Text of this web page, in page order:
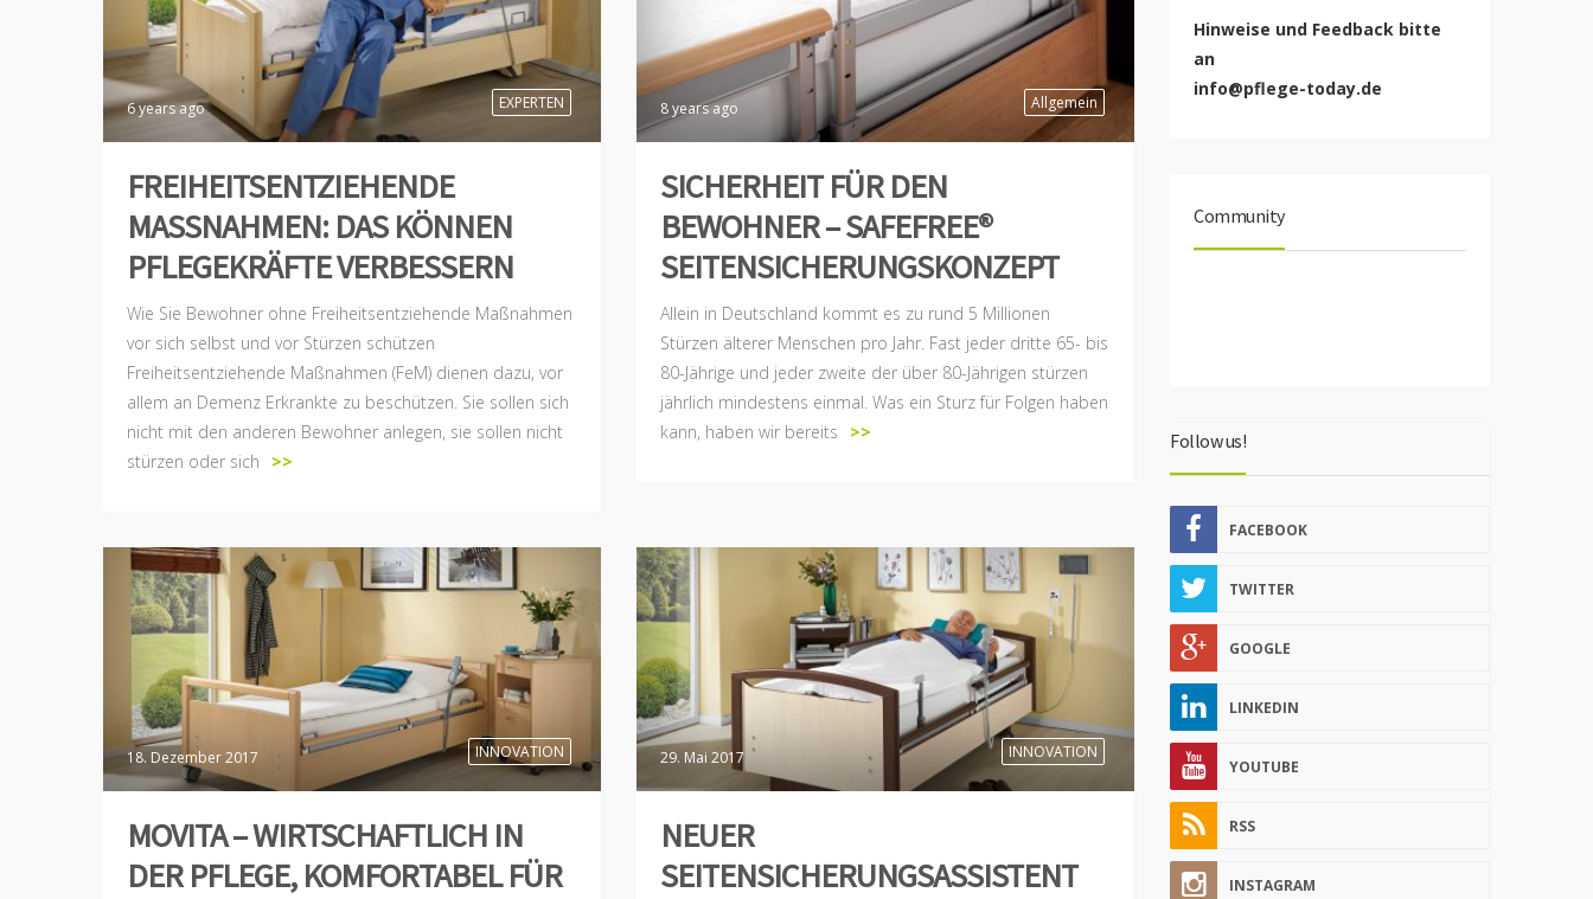
EXPERTEN
6 years ago
FREIHEITSENTZIEHENDE
MASSNAHMEN: DAS KÖNNEN P
FLEGEKRÄFTE VERBESSERN
Wie Sie Bewohner ohne Freiheitsentziehende Maßnahmen
vor sich selbst und vor Stürzen schützen
Freiheitsentziehende Maßnahmen (FeM) dienen dazu, vor
allem an Demenz Erkrankte zu beschützen. Sie sollen sich
nicht mit den anderen Bewohner anlegen, sie sollen nicht
stürzen oder sich
>>
Allgemein
8 years ago
SICHERHEIT FÜR DEN
BEWOHNER – SAFEFREE®
SEITENSICHERUNGSKONZEPT
Allein in Deutschland kommt es zu rund 5 Millionen
Stürzen älterer Menschen pro Jahr. Fast jeder dritte 65- bis
80-Jährige und jeder zweite der über 80-Jährigen stürzen
jährlich mindestens einmal. Was ein Sturz für Folgen haben
kann, haben wir bereits
>>
INNOVATION
18. Dezember 2017
MOVITA – WIRTSCHAFTLICH IN
DER PFLEGE, KOMFORTABEL FÜR
INNOVATION
29. Mai 2017
NEUER
SEITENSICHERUNGSASSISTENT
Hinweise und Feedback bitte
an
info@pflege-today.de
Community
Follow us!
FACEBOOK
TWITTER
GOOGLE
LINKEDIN
YOUTUBE
RSS
INSTAGRAM